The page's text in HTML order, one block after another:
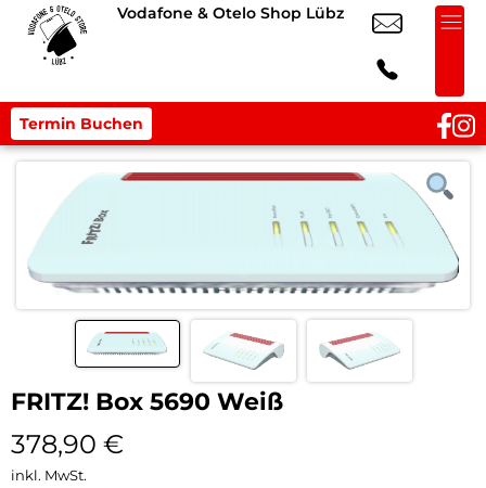
Vodafone & Otelo Shop Lübz
Termin Buchen
FRITZ! Box 5690 Weiß
378,90 €
inkl. MwSt.